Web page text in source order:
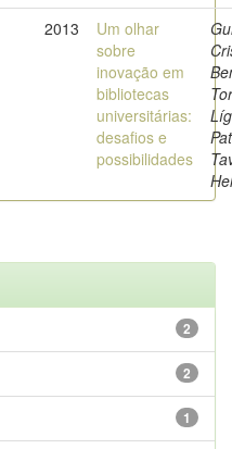
2013
Um olhar
sobre
inovação em
bibliotecas
universitárias:
desafios e
possibilidades
2
2
1